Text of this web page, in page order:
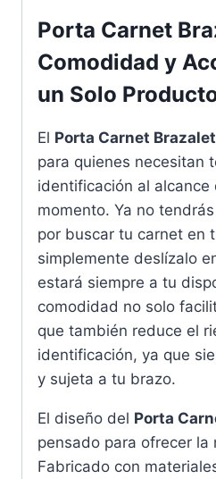
Porta Carnet
Comodidad y
un Solo
El Porta Carnet
para quienes necesitan
identificación al
momento. Ya no
por buscar tu carnet en
simplemente deslízalo
estará siempre a tu
comodidad no solo
que también reduce el
identificación, ya que
y sujeta a tu brazo.
El diseño del Porta
pensado para ofrecer la
Fabricado con